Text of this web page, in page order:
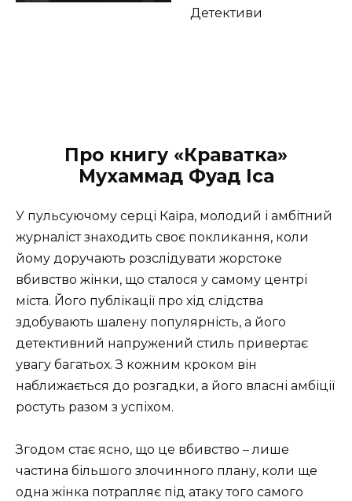
Детективи
Про книгу «Краватка»
Мухаммад Фуад Іса
У пульсуючому серці Каїра, молодий і амбітний
журналіст знаходить своє покликання, коли
йому доручають розслідувати жорстоке
вбивство жінки, що сталося у самому центрі
міста. Його публікації про хід слідства
здобувають шалену популярність, а його
детективний напружений стиль привертає
увагу багатьох. З кожним кроком він
наближається до розгадки, а його власні амбіції
ростуть разом з успіхом.
Згодом стає ясно, що це вбивство – лише
частина більшого злочинного плану, коли ще
одна жінка потрапляє під атаку того самого